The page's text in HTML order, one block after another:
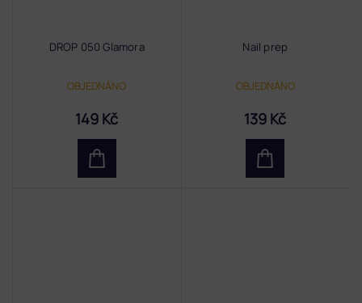
DROP 050 Glamora
OBJEDNÁNO
149 Kč
Nail prep
OBJEDNÁNO
139 Kč